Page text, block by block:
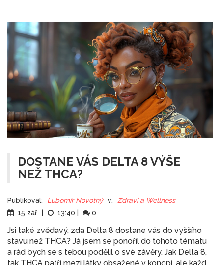
DOSTANE VÁS DELTA 8 VÝŠE
NEŽ THCA?
Publikoval: Lubomír Novotný v:
Zdraví a Wellness
15 zář
13:40 0
Jsi také zvědavý, zda Delta 8 dostane vás do vyššího
stavu než THCA? Já jsem se ponořil do tohoto tématu
a rád bych se s tebou podělil o své závěry. Jak Delta 8,
tak THCA patří mezi látky obsažené v konopí, ale každá